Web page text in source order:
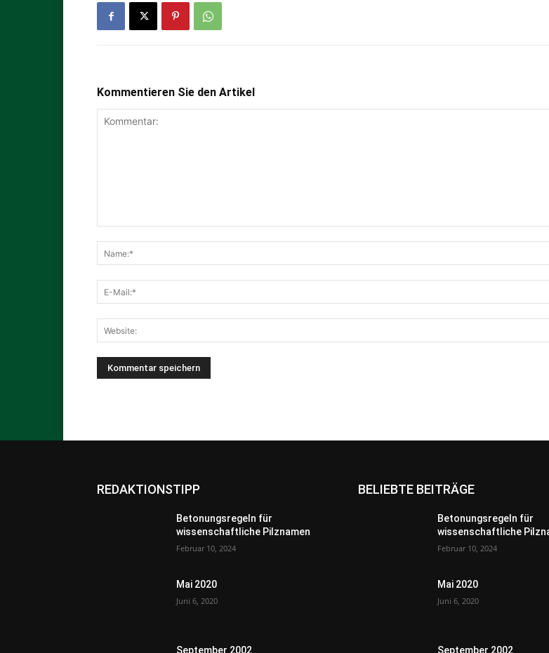
Kommentieren Sie den Artikel
REDAKTIONSTIPP
Betonungsregeln für
wissenschaftliche Pilznamen
Februar 10, 2024
Mai 2020
Juni 6, 2020
September 2002
BELIEBTE BEITRÄGE
Betonungsregeln für
wissenschaftliche
Februar 10, 2024
Mai 2020
Juni 6, 2020
September 2002